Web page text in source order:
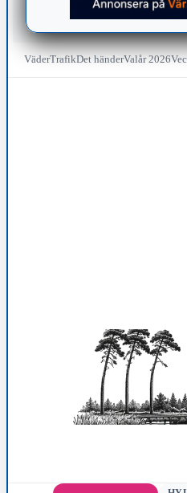
VäderTrafikDet händerValår 2026